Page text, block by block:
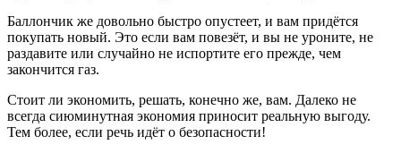
Баллончик же довольно быстро опустеет, и вам придётся
покупать новый. Это если вам повезёт, и вы не уроните, не
раздавите или случайно не испортите его прежде, чем
закончится газ.
Стоит ли экономить, решать, конечно же, вам. Далеко не
всегда сиюминутная экономия приносит реальную выгоду.
Тем более, если речь идёт о безопасности!